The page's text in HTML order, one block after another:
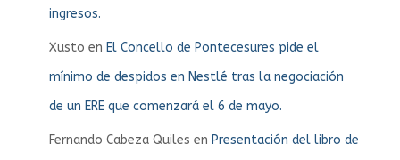
ingresos.
Xusto en El Concello de Pontecesures pide el
mínimo de despidos en Nestlé tras la negociación
de un ERE que comenzará el 6 de mayo.
Fernando Cabeza Quiles en Presentación del libro de